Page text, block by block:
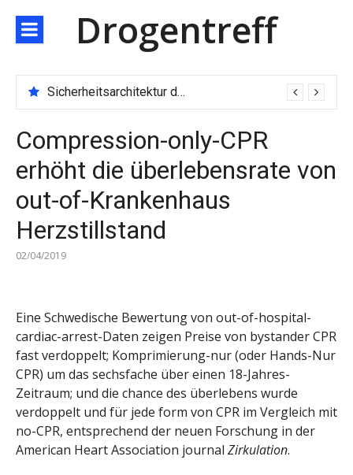
zum
Inhalt
Drogentreff
Sicherheitsarchitektur der nächsten Generation: JARXE kombiniert Multi-Wallet und MPC als Schutzschild für digitales Vertrauen
Compression-only-CPR
erhöht die überlebensrate von
out-of-Krankenhaus
Herzstillstand
02/04/2019
Eine Schwedische Bewertung von out-of-hospital-
cardiac-arrest-Daten zeigen Preise von bystander CPR
fast verdoppelt; Komprimierung-nur (oder Hands-Nur
CPR) um das sechsfache über einen 18-Jahres-
Zeitraum; und die chance des überlebens wurde
verdoppelt und für jede form von CPR im Vergleich mit
no-CPR, entsprechend der neuen Forschung in der
American Heart Association journal Zirkulation.